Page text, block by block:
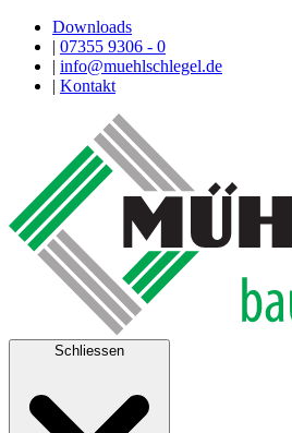
Downloads
| 07355 9306 - 0
| info@muehlschlegel.de
| Kontakt
Schliessen